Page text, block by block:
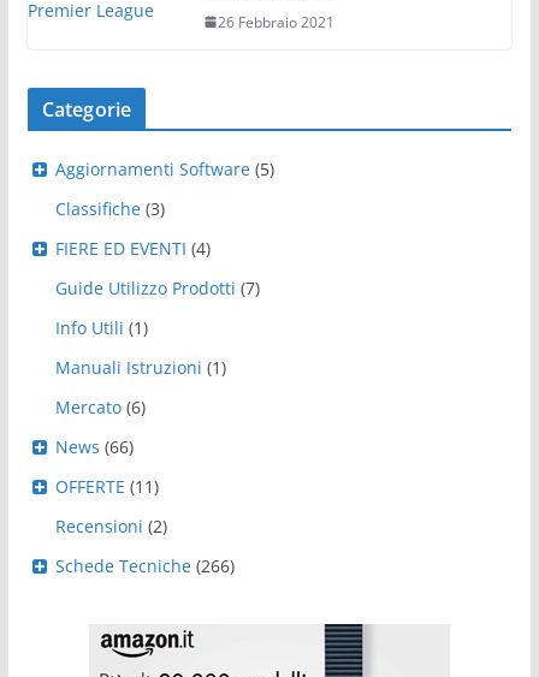
26 Febbraio 2021
Categorie
Aggiornamenti Software (5)
Classifiche (3)
FIERE ED EVENTI (4)
Guide Utilizzo Prodotti (7)
Info Utili (1)
Manuali Istruzioni (1)
Mercato (6)
News (66)
OFFERTE (11)
Recensioni (2)
Schede Tecniche (266)